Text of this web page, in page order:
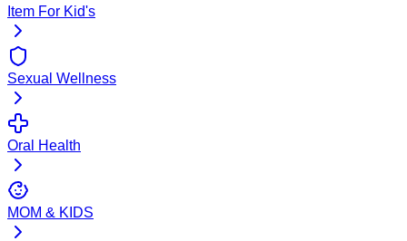
Item For Kid's
Sexual Wellness
Oral Health
MOM & KIDS